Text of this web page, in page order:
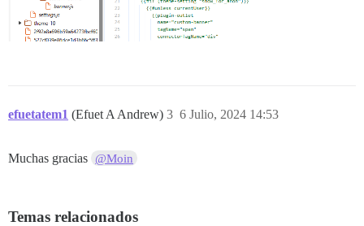
efuetatem1 (Efuet A Andrew) 6 Julio, 2024 14:53
3
Muchas gracias @Moin
Temas relacionados